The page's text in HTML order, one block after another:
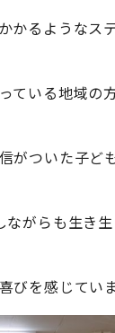
かるようなス
ている地域の
がついた子ど
ながらも生き
びを感じていま